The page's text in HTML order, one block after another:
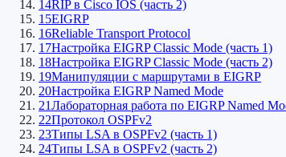
14RIP в Cisco IOS (часть 2)
15EIGRP
16Reliable Transport Protocol
17Настройка EIGRP Classic Mode (часть 1)
18Настройка EIGRP Classic Mode (часть 2)
19Манипуляции с маршрутами в EIGRP
20Настройка EIGRP Named Mode
21Лабораторная работа по EIGRP Named
22Протокол OSPFv2
23Типы LSA в OSPFv2 (часть 1)
24Типы LSA в OSPFv2 (часть 2)